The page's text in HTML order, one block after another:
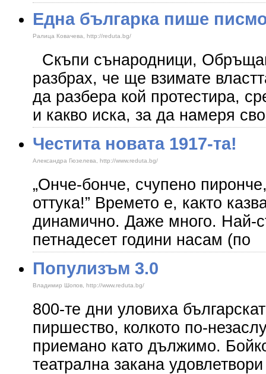
Една българка пише
Ралица Ковачева, http://reduta.bg/
Скъпи сънародници,
разбрах, че ще взимате
да разбера кой протестира,
и какво иска, за да намеря
Честита новата 1917-та!
Александра Гюзелева, http://www.reduta.bg/
„Онче-бонче, счупено
оттука!” Времето е, както
динамично. Даже много. Най-
петнадесет години насам (по
Популизъм 3.0
Владимир Шопов, http://www.reduta.bg/
800-те дни уловиха
пиршество, колкото по-
приемано като дължимо.
театрална закана